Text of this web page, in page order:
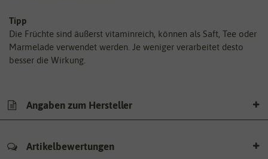
Tipp
Die Früchte sind äußerst vitaminreich, können als Saft, Tee oder
Marmelade verwendet werden. Je weniger verarbeitet desto
besser die Wirkung.
Angaben zum Hersteller
Artikelbewertungen